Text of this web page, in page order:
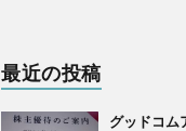
最近の投稿
グッドコム